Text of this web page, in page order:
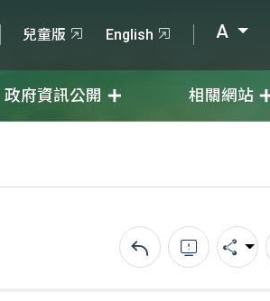
兒童版 English A
政府資訊公開 相關網站
回上一頁錯誤回報分享